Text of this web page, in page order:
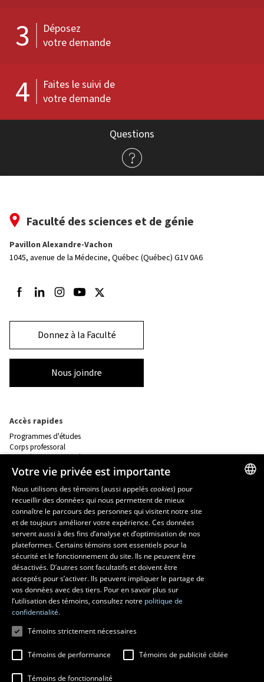
3
Déposez
votre demande
4
Faites le suivi de
votre demande
Questions
Faculté des sciences et de génie
Pavillon Alexandre-Vachon
1045, avenue de la Médecine, Québec (Québec) G1V 0A6
Suivez-nous sur Facebook
Suivez-nous sur LinkedIn
Suivez-nous sur Instagram
Suivez-nous sur Youtube
Suivez-nous sur Twitter
Donnez à la Faculté
Nous joindre
Accès rapides
Programmes d'études
Corps professoral
Nos départements et école
Foire aux questions
Ressources
monPortail
MESURES D'URGENCE
Composer le 418 656-5555
Votre vie privée est importante
Nous utilisons des témoins (aussi appeléscookies) pour
recueillir des données qui nous permettent de mieux
connaître le parcours des personnes qui visitent notre site
et de toujours améliorer votre expérience. Ces données
servent aussi à des fins d’analyse et d’optimisation de nos
plateformes. Certains témoins sont essentiels pour la
sécurité et le fonctionnement du site. Ils ne peuvent être
désactivés. D’autres sont facultatifs et doivent être
acceptés pour s’activer. Ils peuvent impliquer le partage de
vos données avec des tiers. Pour en savoir plus sur
l’utilisation des témoins, consultez notre politique de
confidentialité.
Témoins strictement nécessaires
Témoins de performance Témoins de publicité ciblée
Témoins de fonctionnalité